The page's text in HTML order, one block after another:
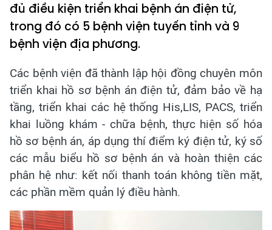
đủ điều kiện triển khai bệnh án điện tử,
trong đó có 5 bệnh viện tuyến tỉnh và 9
bệnh viện địa phương.
Các bệnh viện đã thành lập hội đồng chuyên môn
triển khai hồ sơ bệnh án điện tử, đảm bảo về hạ
tầng, triển khai các hệ thống His,LIS, PACS, triển
khai luồng khám - chữa bệnh, thực hiện số hóa
hồ sơ bệnh án, áp dụng thí điểm ký điện tử, ký số
các mẫu biểu hồ sơ bệnh án và hoàn thiện các
phân hệ như: kết nối thanh toán không tiền mặt,
các phần mềm quản lý điều hành.